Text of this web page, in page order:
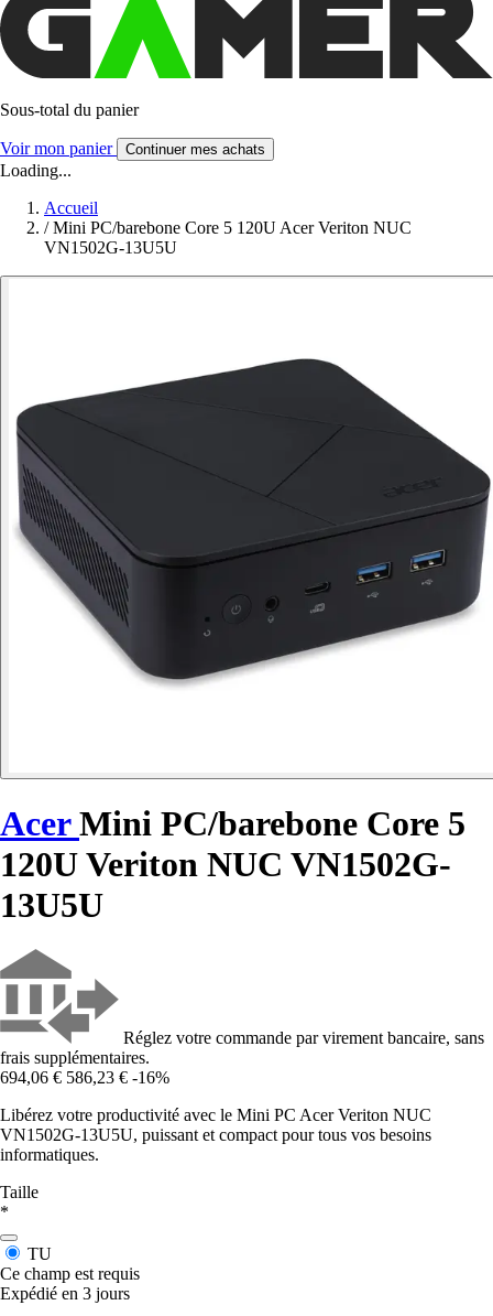
Sous-total du panier
Voir mon panier Continuer mes achats
Loading...
Accueil
/ Mini PC/barebone Core 5 120U Acer Veriton NUC
VN1502G-13U5U
AcerMini PC/barebone Core 5
120U Veriton NUC VN1502G-
13U5U
Réglez votre commande par virement bancaire, sans
frais supplémentaires.
694,06 € 586,23 € -16%
Libérez votre productivité avec le Mini PC Acer Veriton NUC
VN1502G-13U5U, puissant et compact pour tous vos besoins
informatiques.
Taille
*
TU
Ce champ est requis
Expédié en 3 jours